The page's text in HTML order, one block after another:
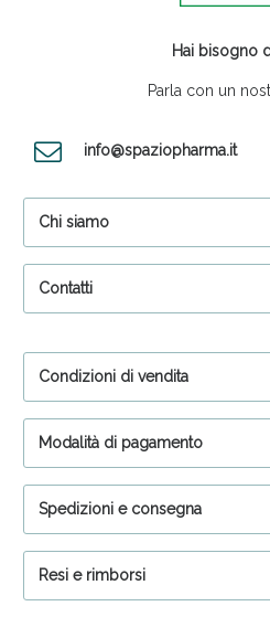
Hai bisogno
Parla con un
info@spaziopharma.it
Chi siamo
Contatti
Condizioni di vendita
Modalità di pagamento
Spedizioni e consegna
Resi e rimborsi